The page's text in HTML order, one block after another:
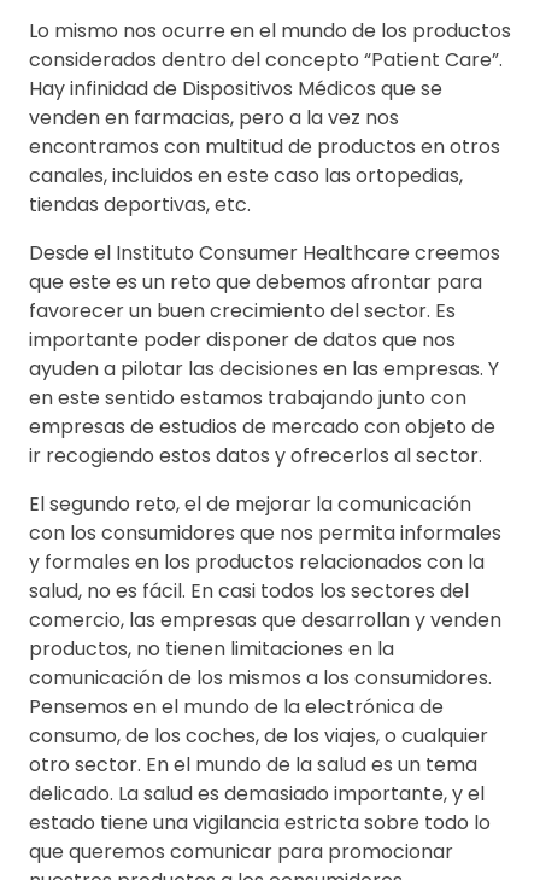
Lo mismo nos ocurre en el mundo de los productos
considerados dentro del concepto “Patient Care”.
Hay infinidad de Dispositivos Médicos que se
venden en farmacias, pero a la vez nos
encontramos con multitud de productos en otros
canales, incluidos en este caso las ortopedias,
tiendas deportivas, etc.
Desde el Instituto Consumer Healthcare creemos
que este es un reto que debemos afrontar para
favorecer un buen crecimiento del sector. Es
importante poder disponer de datos que nos
ayuden a pilotar las decisiones en las empresas. Y
en este sentido estamos trabajando junto con
empresas de estudios de mercado con objeto de
ir recogiendo estos datos y ofrecerlos al sector.
El segundo reto, el de mejorar la comunicación
con los consumidores que nos permita informales
y formales en los productos relacionados con la
salud, no es fácil. En casi todos los sectores del
comercio, las empresas que desarrollan y venden
productos, no tienen limitaciones en la
comunicación de los mismos a los consumidores.
Pensemos en el mundo de la electrónica de
consumo, de los coches, de los viajes, o cualquier
otro sector. En el mundo de la salud es un tema
delicado. La salud es demasiado importante, y el
estado tiene una vigilancia estricta sobre todo lo
que queremos comunicar para promocionar